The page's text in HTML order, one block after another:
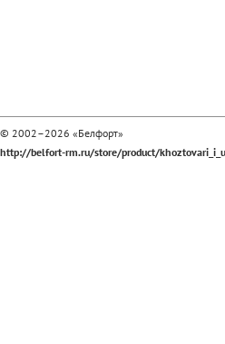
© 2002–2026 «Белфорт»
http://belfort-rm.ru/store/product/